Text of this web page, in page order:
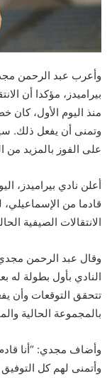
وأعرب عبد الرحمن
بيراميدز، مؤكدا أن
منذ اليوم الأول، كان
وتمنى أن يفعل ذلك.
على الفوز بالمزيد من
أعلن نادي بيراميدز،
قادما من
الانتقالات الصيفية
وقال عبد الرحمن
النادي بأول بطولة
تتحقق التوقعات وأن
بالمجموعة الحالية
وأضاف مجدي: “أنا
وأتمنى لهم كل